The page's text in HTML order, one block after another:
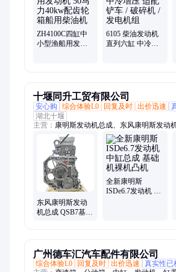
ZH4100C四缸中
小型渔船用发动
6105 柴油发动机
直列六缸 中冷增
十堰同升工贸有限公司
安心购
综合体验L0 回复及时 出价迅速
湖北十堰
主营： 康明斯发动机总成、东风康明斯发动
发动机总成、西安康明斯发动机总成、康明
明斯发动机配件
东风康明斯发动
机总成 QSB7基础
全新康明斯
ISDe6.7发动机 中
广州德车汇汽车配件有限公司
综合体验L0
回复及时 出价迅速 真实性已